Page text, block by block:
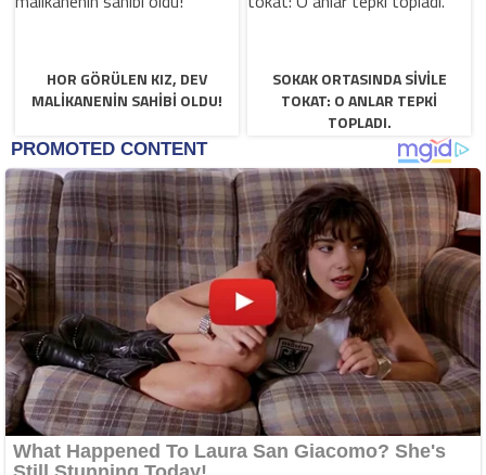
HOR GÖRÜLEN KIZ, DEV
MALIKANENIN SAHIBI OLDU!
SOKAK ORTASINDA SIVILE
TOKAT: O ANLAR TEPKI
TOPLADI.